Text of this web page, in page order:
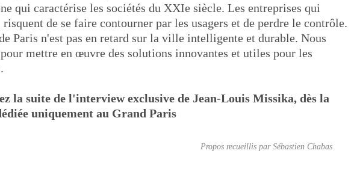
qui caractérise les sociétés du XXIe siècle. Les entreprises qui
risquent de se faire contourner par les usagers et de perdre le contrôle.
Paris n'est pas en retard sur la ville intelligente et durable. Nous
mettre en œuvre des solutions innovantes et utiles pour les
la suite de l'interview exclusive de Jean-Louis Missika, dès la
uniquement au Grand Paris
Propos recueillis par Sébastien Chabas